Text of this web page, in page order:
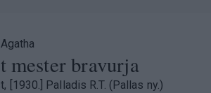
mester bravurja
[1930.] Palladis R.T. (Pallas ny.)